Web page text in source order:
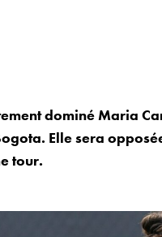
dominé Maria
Elle sera
tour.